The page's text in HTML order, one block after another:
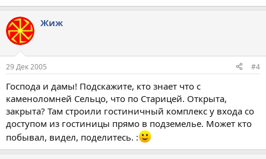
Жиж
29 Дек 2005 #4
Господа и дамы! Подскажите, кто знает что с
каменоломней Сельцо, что по Старицей. Открыта,
закрыта? Там строили гостиничный комплекс у входа со
доступом из гостиницы прямо в подземелье. Может кто
побывал, видел, поделитесь. :